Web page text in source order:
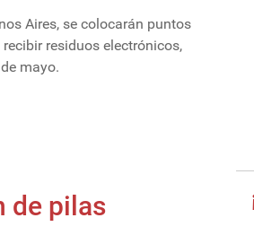
Aires, se colocarán puntos
residuos electrónicos,
mayo.
de pilas